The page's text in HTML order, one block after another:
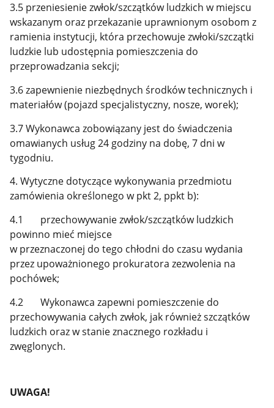
3.5 przeniesienie zwłok/szczątków ludzkich w miejscu
wskazanym oraz przekazanie uprawnionym osobom z
ramienia instytucji, która przechowuje zwłoki/szczątki
ludzkie lub udostępnia pomieszczenia do
przeprowadzania sekcji;
3.6 zapewnienie niezbędnych środków technicznych i
materiałów (pojazd specjalistyczny, nosze, worek);
3.7 Wykonawca zobowiązany jest do świadczenia
omawianych usług 24 godziny na dobę, 7 dni w
tygodniu.
4. Wytyczne dotyczące wykonywania przedmiotu
zamówienia określonego w pkt 2, ppkt b):
4.1 przechowywanie zwłok/szczątków ludzkich
powinno mieć miejsce
w przeznaczonej do tego chłodni do czasu wydania
przez upoważnionego prokuratora zezwolenia na
pochówek;
4.2 Wykonawca zapewni pomieszczenie do
przechowywania całych zwłok, jak również szczątków
ludzkich oraz w stanie znacznego rozkładu i
zwęglonych.
UWAGA!